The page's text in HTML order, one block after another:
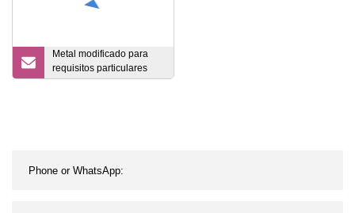
contra incendios con
Metal modificado para
requisitos particulares
OEM que sella la pieza